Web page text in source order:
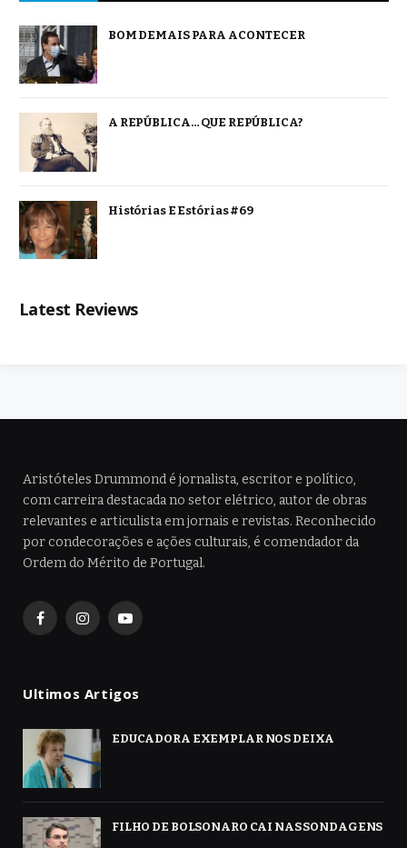
BOM DEMAIS PARA ACONTECER
A REPÚBLICA… QUE REPÚBLICA?
Histórias E Estórias #69
Latest Reviews
Aristóteles Drummond é jornalista, escritor e político,
com carreira destacada no setor elétrico, autor de obras
relevantes e articulista em jornais e revistas. Reconhecido
por condecorações e ações culturais, é comendador da
Ordem do Mérito de Portugal.
FacebookInstagramYouTube
Ultimos Artigos
EDUCADORA EXEMPLAR NOS DEIXA
FILHO DE BOLSONARO CAI NAS SONDAGENS